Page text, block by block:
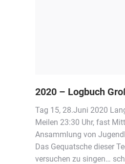
2020 – Logbuch
Tag 15, 28.Juni 2020
Meilen 23:30 Uhr, fast
Ansammlung von
Das Gequatsche dieser
versuchen zu singen…